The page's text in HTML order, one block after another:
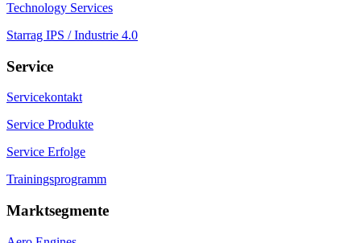
Technology Services
Starrag IPS / Industrie 4.0
Service
Servicekontakt
Service Produkte
Service Erfolge
Trainingsprogramm
Marktsegmente